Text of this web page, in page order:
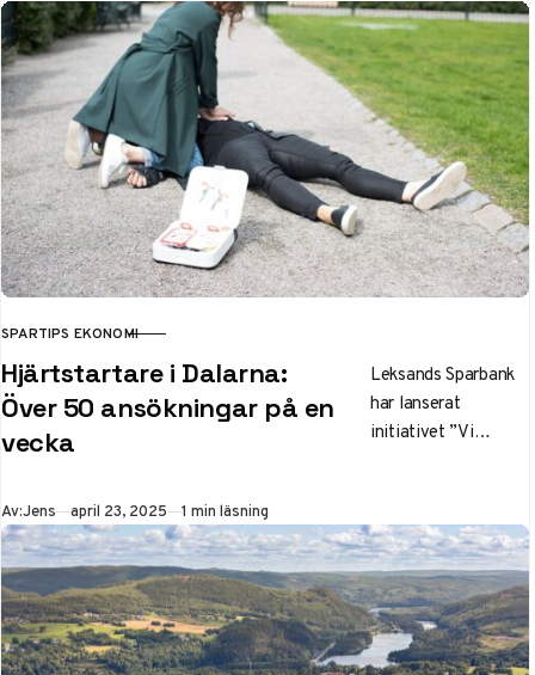
kärnverksamheter
som Willys och
Hemköp. Rapporten
visar satsningar på
e-handel och
logistik, trots något
lägre rörelseresultat.
KATEGORI
SPARTIPS EKONOMI
Hjärtstartare i Dalarna:
Över 50 ansökningar på en
vecka
Leksands Sparbank
har lanserat
initiativet ”Vi
vecka och målet att
öka tryggheten
genom utplacering
av hjärtstartare och
HLR-utbildning.
Av:Jens Publicerad
april 23, 2025 1 min läsning